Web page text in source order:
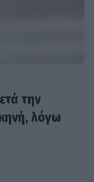
την
λόγω